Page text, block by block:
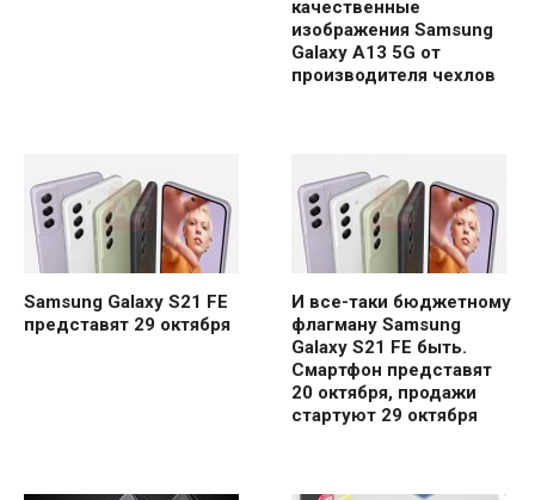
качественные
изображения Samsung
Galaxy A13 5G от
производителя чехлов
Samsung Galaxy S21 FE
представят 29 октября
И все-таки бюджетному
флагману Samsung
Galaxy S21 FE быть.
Смартфон представят
20 октября, продажи
стартуют 29 октября